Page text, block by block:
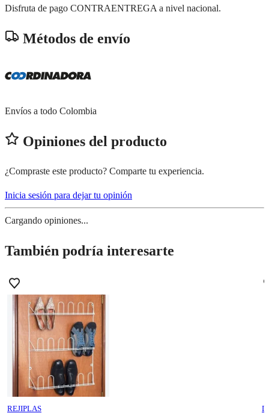
Disfruta de pago CONTRAENTREGA a nivel nacional.
Métodos de envío
Envíos a todo Colombia
Opiniones del producto
¿Compraste este producto? Comparte tu experiencia.
Inicia sesión para dejar tu opinión
Cargando opiniones...
También podría interesarte
REJIPLAS